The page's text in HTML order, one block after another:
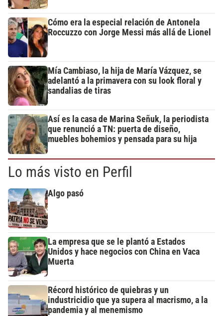
Cómo era la especial relación de Antonela
Roccuzzo con Jorge Messi más allá de Lionel
Mía Cambiaso, la hija de María Vázquez, se
adelantó a la primavera con su look floral y
sandalias de tiras
Así es la casa de Marina Señuk, la periodista
que renunció a TN: puerta de diseño,
muebles bohemios y pensada para su hija
Lo más visto en Perfil
Algo pasó
La empresa que se le plantó a Estados
Unidos y hace negocios con China en Vaca
Muerta
Récord histórico de quiebras y un
industricidio que ya supera al macrismo, a la
pandemia y al menemismo